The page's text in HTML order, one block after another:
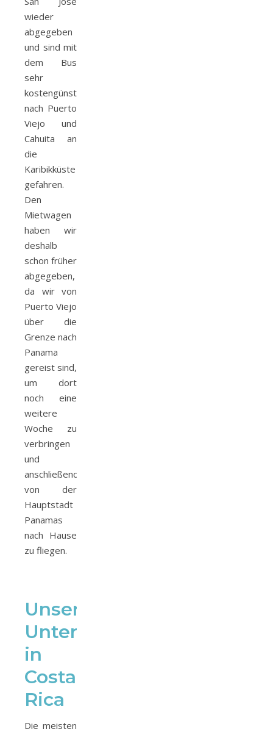
wieder
abgegeben
und sind mit
dem Bus
sehr
kostengünstig
nach Puerto
Viejo und
Cahuita an
die
Karibikküste
gefahren.
Den
Mietwagen
haben wir
deshalb
schon früher
abgegeben,
da wir von
Puerto Viejo
über die
Grenze nach
Panama
gereist sind,
um dort
noch eine
weitere
Woche zu
verbringen
und
anschließend
von der
Hauptstadt
Panamas
nach Hause
zu fliegen.
Unsere
Unterkünfte
in
Costa
Rica
Die meisten